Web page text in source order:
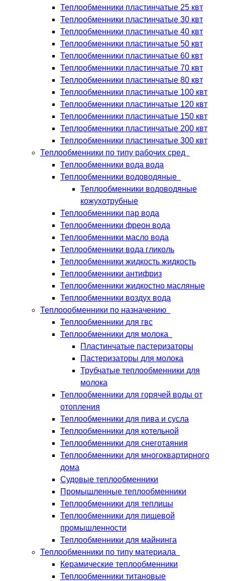
Теплообменники пластинчатые 25 квт
Теплообменники пластинчатые 30 квт
Теплообменники пластинчатые 40 квт
Теплообменники пластинчатые 50 квт
Теплообменники пластинчатые 60 квт
Теплообменники пластинчатые 70 квт
Теплообменники пластинчатые 80 квт
Теплообменники пластинчатые 100 квт
Теплообменники пластинчатые 120 квт
Теплообменники пластинчатые 150 квт
Теплообменники пластинчатые 200 квт
Теплообменники пластинчатые 300 квт
Теплообменники по типу рабочих сред
Теплообменники вода вода
Теплообменники водоводяные
Теплообменники водоводяные
кожухотрубные
Теплообменники пар вода
Теплообменники фреон вода
Теплообменники масло вода
Теплообменники вода гликоль
Теплообменники жидкость жидкость
Теплообменники антифриз
Теплообменники жидкостно масляные
Теплообменники воздух вода
Теплоообменники по назначению
Теплообменники для гвс
Теплообменники для молока
Пластинчатые пастеризаторы
Пастеризаторы для молока
Трубчатые теплообменники для
молока
Теплообменники для горячей воды от
отопления
Теплообменники для пива и сусла
Теплообменники для котельной
Теплообменники для снеготаяния
Теплообменники для многоквартирного
дома
Судовые теплообменники
Промышленные теплообменники
Теплообменники для теплицы
Теплообменники для пищевой
промышленности
Теплообменники для майнинга
Теплообменники по типу материала
Керамические теплообменники
Теплообменники титановые